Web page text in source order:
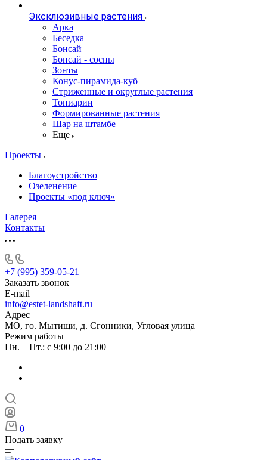
Эксклюзивные растения
Арка
Беседка
Бонсай
Бонсай - сосны
Зонты
Конус-пирамида-куб
Стриженные и округлые растения
Топиарии
Формированные растения
Шар на штамбе
Еще
Проекты
Благоустройство
Озеленение
Проекты «под ключ»
Галерея
Контакты
+7 (995) 359-05-21
Заказать звонок
E-mail
info@estet-landshaft.ru
Адрес
МО, го. Мытищи, д. Сгонники, Угловая улица
Режим работы
Пн. – Пт.: с 9:00 до 21:00
0
Подать заявку